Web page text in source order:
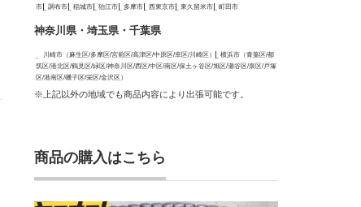
市
調布市 稲城市 狛江市 多摩市 西東京市 東久留米市 町田市
神奈川県・埼玉県・千葉県
川崎市（麻生区/多摩区/宮前区/高津区/中原区/幸区/川崎区）
横浜市（青葉区/都
筑区/港北区/鶴見区/緑区/神奈川区/西区/中区/南区/保土ヶ谷区/旭区/瀬谷区/泉区/戸塚
区/港南区/磯子区/栄区/金沢区）
※上記以外の地域でも商品内容により出張可能です。
商品の購入はこちら